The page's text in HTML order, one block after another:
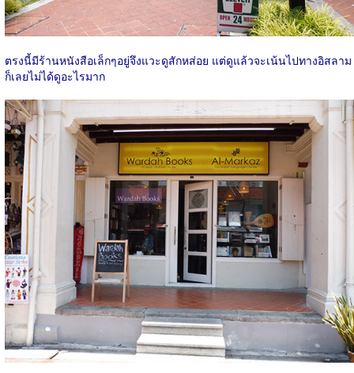
ตรงนี้มีร้านหนังสือเล็กๆอยู่จึงแวะดูสักหส่อย แต่ดูแล้วจะเน้นไปทางอิสลาม
ก็เลยไม่ได้ดูอะไรมาก